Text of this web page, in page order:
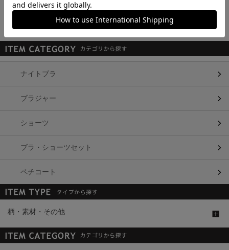
1～18件 (全18件)
関連キーワード
ナイトブラ
ブラジャー
ショーツ
ブラ・ショーツセット
ペチコート
柄・素材・その他